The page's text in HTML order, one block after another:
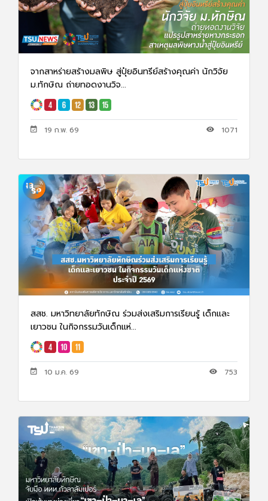
จากสาหร่ายสร้างมลพิษ สู่ปุ๋ยอินทรีย์สร้างคุณค่า นักวิจัย
ม.ทักษิณ ถ่ายทอดงานวิจ...
19 ก.พ. 69 1071
สสช. มหาวิทยาลัยทักษิณ ร่วมส่งเสริมการเรียนรู้ เด็กและ
เยาวชน ในกิจกรรมวันเด็กแห่...
10 ม.ค. 69 753